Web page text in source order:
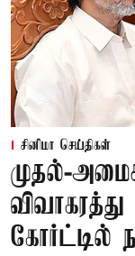
சினிமா செய்திகள்
முதல்-
கோர்ட்டில்